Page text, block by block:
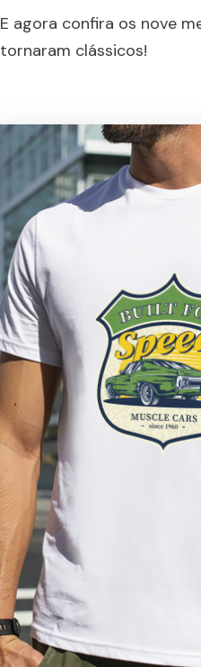
E agora confira os nove
tornaram clássicos!